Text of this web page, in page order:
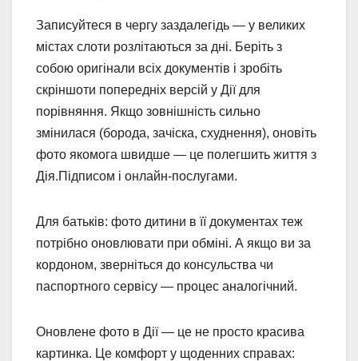
Записуйтеся в чергу заздалегідь — у великих
містах слоти розлітаються за дні. Беріть з
собою оригінали всіх документів і зробіть
скріншоти попередніх версій у Дії для
порівняння. Якщо зовнішність сильно
змінилася (борода, зачіска, схуднення), оновіть
фото якомога швидше — це полегшить життя з
Дія.Підписом і онлайн-послугами.
Для батьків: фото дитини в її документах теж
потрібно оновлювати при обміні. А якщо ви за
кордоном, зверніться до консульства чи
паспортного сервісу — процес аналогічний.
Оновлене фото в Дії — це не просто красива
картинка. Це комфорт у щоденних справах: